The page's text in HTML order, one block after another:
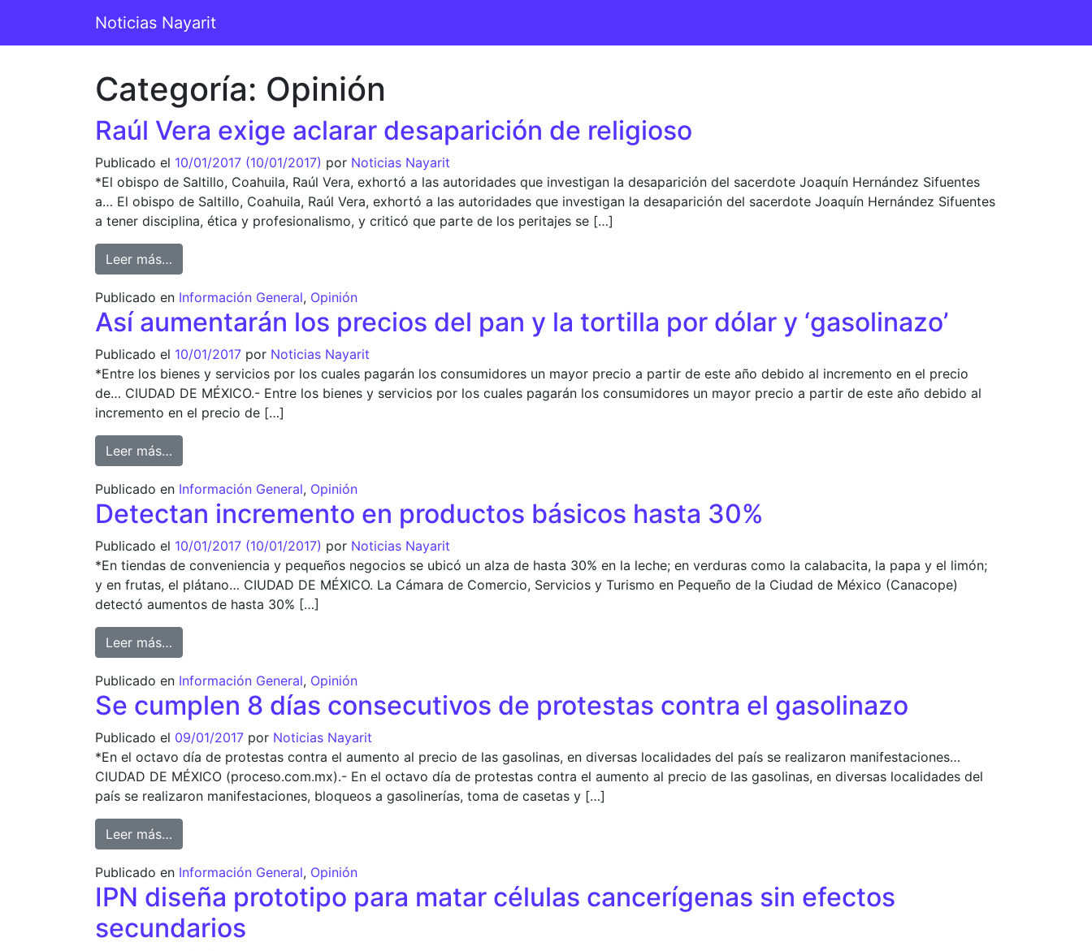
Navegación principal
Noticias Nayarit
Categoría: Opinión
Raúl Vera exige aclarar desaparición de religioso
Publicado el 10/01/2017 (10/01/2017) por Noticias Nayarit
*El obispo de Saltillo, Coahuila, Raúl Vera, exhortó a las autoridades que investigan la desaparición del sacerdote Joaquín Hernández Sifuentes
a… El obispo de Saltillo, Coahuila, Raúl Vera, exhortó a las autoridades que investigan la desaparición del sacerdote Joaquín Hernández Sifuentes
a tener disciplina, ética y profesionalismo, y criticó que parte de los peritajes se […]
Leer más…
Publicado en Información General, Opinión
Así aumentarán los precios del pan y la tortilla por dólar y ‘gasolinazo’
Publicado el 10/01/2017 por Noticias Nayarit
*Entre los bienes y servicios por los cuales pagarán los consumidores un mayor precio a partir de este año debido al incremento en el precio
de… CIUDAD DE MÉXICO.- Entre los bienes y servicios por los cuales pagarán los consumidores un mayor precio a partir de este año debido al
incremento en el precio de […]
Leer más…
Publicado en Información General, Opinión
Detectan incremento en productos básicos hasta 30%
Publicado el 10/01/2017 (10/01/2017) por Noticias Nayarit
*En tiendas de conveniencia y pequeños negocios se ubicó un alza de hasta 30% en la leche; en verduras como la calabacita, la papa y el limón;
y en frutas, el plátano… CIUDAD DE MÉXICO. La Cámara de Comercio, Servicios y Turismo en Pequeño de la Ciudad de México (Canacope)
detectó aumentos de hasta 30% […]
Leer más…
Publicado en Información General, Opinión
Se cumplen 8 días consecutivos de protestas contra el gasolinazo
Publicado el 09/01/2017 por Noticias Nayarit
*En el octavo día de protestas contra el aumento al precio de las gasolinas, en diversas localidades del país se realizaron manifestaciones…
CIUDAD DE MÉXICO (proceso.com.mx).- En el octavo día de protestas contra el aumento al precio de las gasolinas, en diversas localidades del
país se realizaron manifestaciones, bloqueos a gasolinerías, toma de casetas y […]
Leer más…
Publicado en Información General, Opinión
IPN diseña prototipo para matar células cancerígenas sin efectos
secundarios